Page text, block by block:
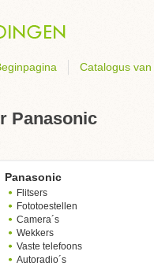
Catalogus
Panasonic
Panasonic
Flitsers
Fototoestellen
Camera´s
Wekkers
Vaste telefoons
Autoradio´s